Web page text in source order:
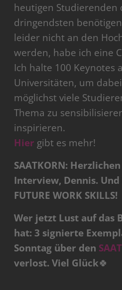
heutigen Studierenden
dringendsten
leider nicht an den
werden, habe ich eine
Ich halte 100 Keynotes
Universitäten, um
möglichst viele
Thema zu
inspirieren.
Hier gibt es mehr!
SAATKORN:
Interview, Dennis.
FUTURE WORK SKILLS!
Wer jetzt Lust auf das
hat: 3 signierte
Sonntag über den
verlost. Viel Glück🍀